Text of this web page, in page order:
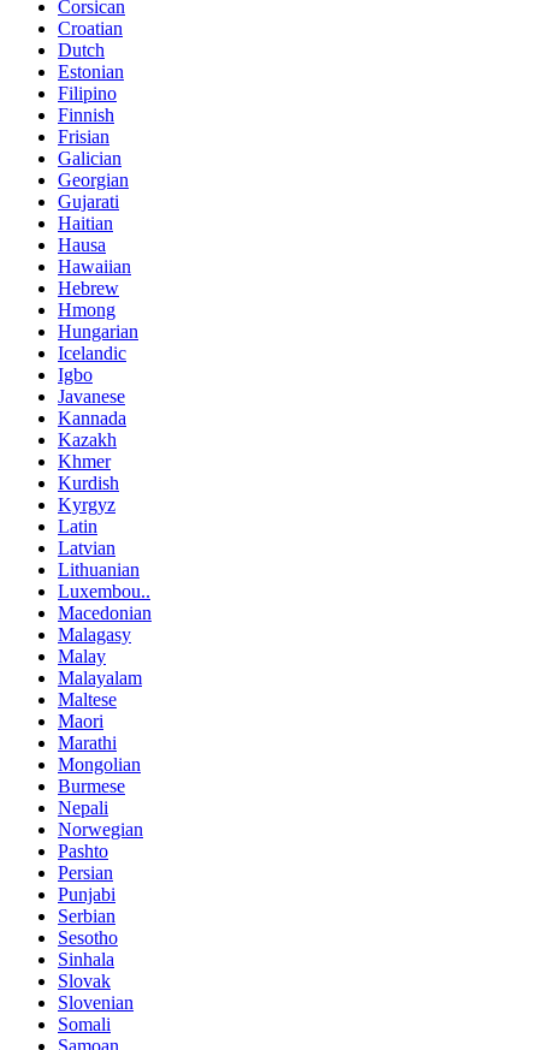
Corsican
Croatian
Dutch
Estonian
Filipino
Finnish
Frisian
Galician
Georgian
Gujarati
Haitian
Hausa
Hawaiian
Hebrew
Hmong
Hungarian
Icelandic
Igbo
Javanese
Kannada
Kazakh
Khmer
Kurdish
Kyrgyz
Latin
Latvian
Lithuanian
Luxembou..
Macedonian
Malagasy
Malay
Malayalam
Maltese
Maori
Marathi
Mongolian
Burmese
Nepali
Norwegian
Pashto
Persian
Punjabi
Serbian
Sesotho
Sinhala
Slovak
Slovenian
Somali